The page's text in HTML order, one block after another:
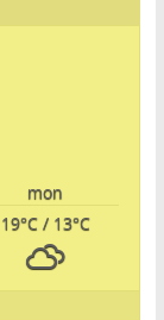
mon
19°C/ 13°C